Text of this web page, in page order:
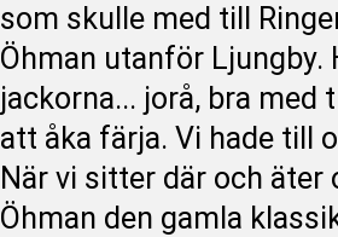
som skulle med till
Öhman utanför Ljungby.
jackorna... jorå, bra med
att åka färja. Vi hade till
När vi sitter där och
Öhman den gamla